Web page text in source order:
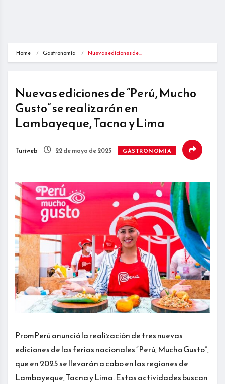
Home Gastronomía Nuevas ediciones de…
Nuevas ediciones de “Perú, Mucho
Gusto” se realizarán en
Lambayeque, Tacna y Lima
Turiweb 22 de mayo de 2025 GASTRONOMÍA
PromPerú anunció la realización de tres nuevas
ediciones de las ferias nacionales “Perú, Mucho Gusto”,
que en 2025 se llevarán a cabo en las regiones de
Lambayeque, Tacna y Lima. Estas actividades buscan